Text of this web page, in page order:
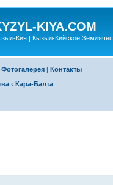
KIYA.COM
Кия | Кызыл-Кийское
Фотогалерея | Контакты
‹ Кара-Балта